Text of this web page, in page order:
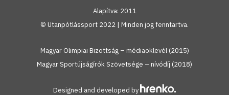
Alapítva: 2011
© Utanpótlássport 2022 | Minden jog fenntartva.
Magyar Olimpiai Bizottság – médiaoklevél (2015)
Magyar Sportújságírók Szövetsége – nívódíj (2018)
Designed and developed by